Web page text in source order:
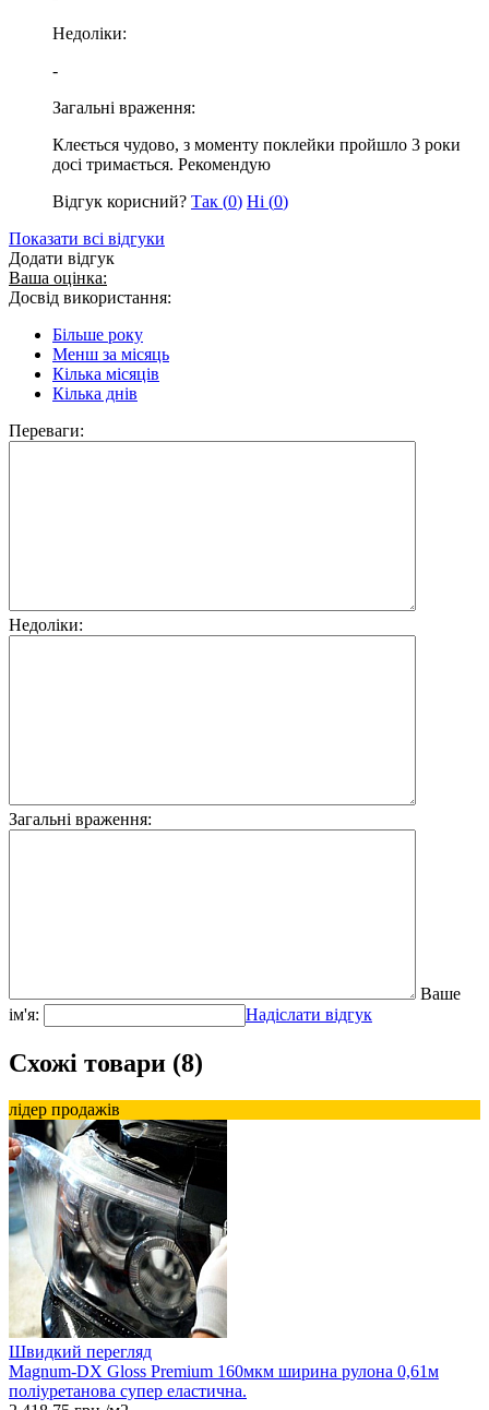
Недоліки:
-
Загальні враження:
Клеється чудово, з моменту поклейки пройшло 3 роки
досі тримається. Рекомендую
Відгук корисний? Так (0) Ні (0)
Показати всі відгуки
Додати відгук
Ваша оцінка:
Досвід використання:
Більше року
Менш за місяць
Кілька місяців
Кілька днів
Переваги:
Недоліки:
Загальні враження:
Ваше
ім'я:
Надіслати відгук
Схожі товари (8)
лідер продажів
Швидкий перегляд
Magnum-DX Gloss Premium 160мкм ширина рулона 0,61м
поліуретанова супер еластична.